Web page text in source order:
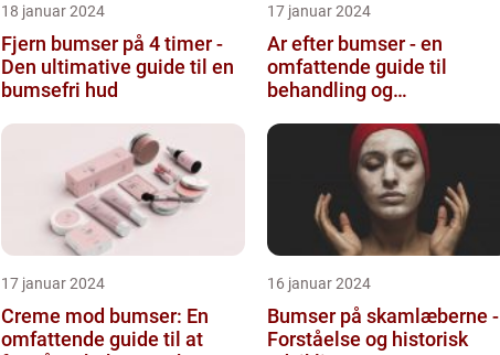
18 januar 2024
Fjern bumser på 4 timer -
Den ultimative guide til en
bumsefri hud
17 januar 2024
Ar efter bumser - en
omfattende guide til
behandling og
17 januar 2024
Creme mod bumser: En
omfattende guide til at
16 januar 2024
Bumser på skamlæberne -
Forståelse og historisk